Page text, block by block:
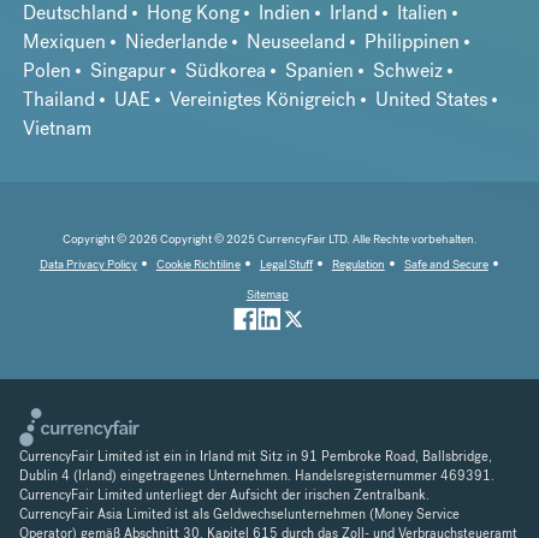
Deutschland
Hong Kong Indien Irland
Italien
Mexiquen
Niederlande Neuseeland
Philippinen
Polen
Singapur Südkorea Spanien
Schweiz
Thailand
UAE Vereinigtes Königreich
United States
Vietnam
Copyright © 2026 Copyright © 2025 CurrencyFair LTD. Alle Rechte vorbehalten.
Data Privacy Policy
Cookie Richtiline Legal Stuff Regulation
Safe and Secure
Sitemap
CurrencyFair Limited ist ein in Irland mit Sitz in 91 Pembroke Road, Ballsbridge,
Dublin 4 (Irland) eingetragenes Unternehmen. Handelsregisternummer 469391.
CurrencyFair Limited unterliegt der Aufsicht der irischen Zentralbank.
CurrencyFair Asia Limited ist als Geldwechselunternehmen (Money Service
Operator) gemäß Abschnitt 30, Kapitel 615 durch das Zoll- und Verbrauchsteueramt